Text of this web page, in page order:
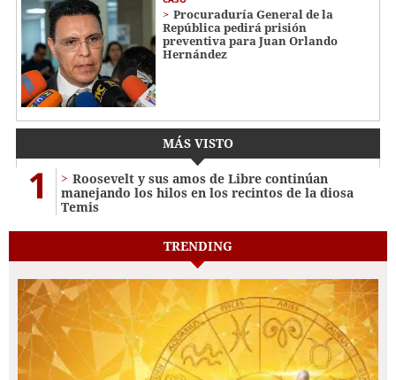
Procuraduría General de la
República pedirá prisión
preventiva para Juan Orlando
Hernández
MÁS VISTO
1
Roosevelt y sus amos de Libre continúan
manejando los hilos en los recintos de la diosa
Temis
TRENDING